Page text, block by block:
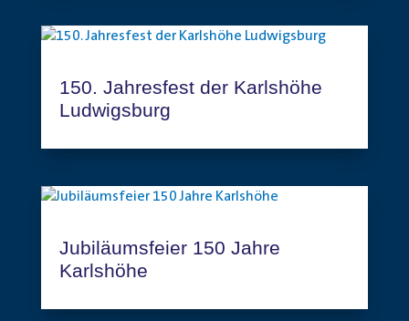
150. Jahresfest der Karlshöhe
Ludwigsburg
Jubiläumsfeier 150 Jahre
Karlshöhe